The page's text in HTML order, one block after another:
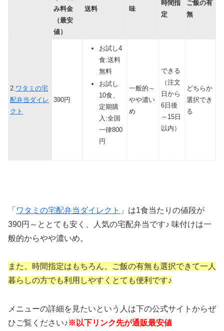
み料金
（最安
値）
送料 味
時間指
定
ご飯の有
無
2. ワタミの宅
配弁当ダイレ
クト
390円
お試し4
食:送料
無料
お試し
10食、
定期購
入:全国
一律800
円
一般的～
やや濃い
め
できる
（注文
日から
6日後
～15日
以内）
どちらか
選択でき
る
「 ワタミの宅配弁当ダイレクト 」は1食当たりの値段が
390円～ととても安く、人気の宅配弁当です♪ 味付けは一
般的からやや濃いめ。
また、時間指定はもちろん、ご飯の有無も選択できて一人
暮らしの方でも利用しやすくとても便利です♪
メニューの詳細を見たいという人は下の公式サイトからぜ
ひご覧ください♪※以下リンク先が通販最安値